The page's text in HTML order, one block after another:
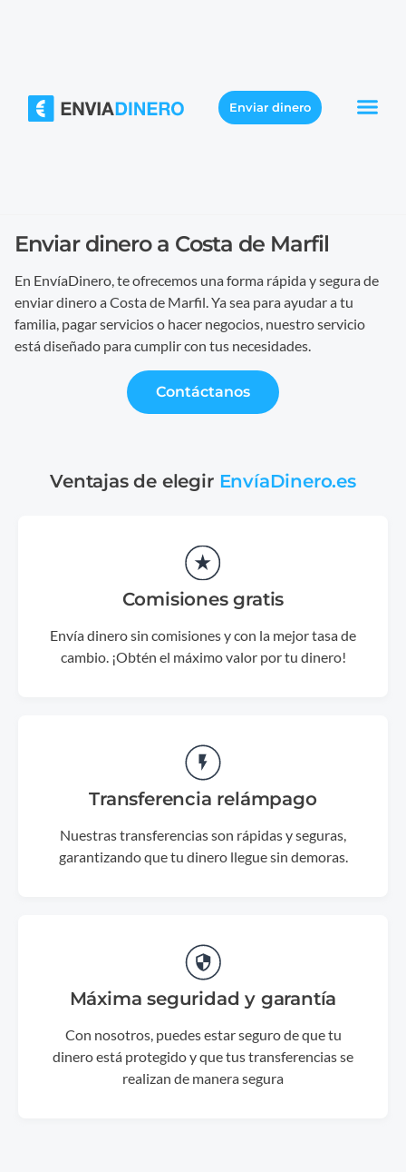
Enviar dinero
Enviar dinero a Costa de Marfil
En EnvíaDinero, te ofrecemos una forma rápida y segura de
enviar dinero a Costa de Marfil. Ya sea para ayudar a tu
familia, pagar servicios o hacer negocios, nuestro servicio
está diseñado para cumplir con tus necesidades.
Contáctanos
Ventajas de elegir EnvíaDinero.es
Comisiones gratis
Envía dinero sin comisiones y con la mejor tasa de
cambio. ¡Obtén el máximo valor por tu dinero!
Transferencia relámpago
Nuestras transferencias son rápidas y seguras,
garantizando que tu dinero llegue sin demoras.
Máxima seguridad y garantía
Con nosotros, puedes estar seguro de que tu
dinero está protegido y que tus transferencias se
realizan de manera segura